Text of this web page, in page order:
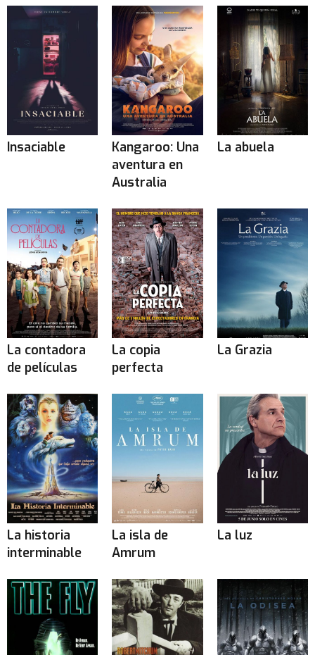
Insaciable
Kangaroo: Una
aventura en
Australia
La abuela
La contadora
de películas
La copia
perfecta
La Grazia
La historia
interminable
La isla de
Amrum
La luz